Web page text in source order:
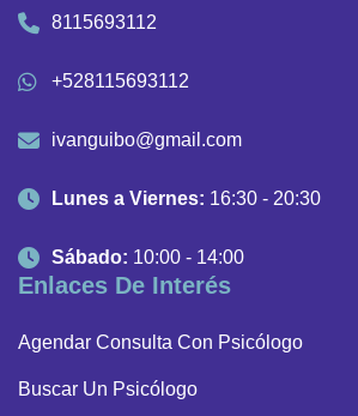
8115693112
+528115693112
ivanguibo@gmail.com
Lunes a Viernes: 16:30 - 20:30
Sábado: 10:00 - 14:00
Enlaces De Interés
Agendar Consulta Con Psicólogo
Buscar Un Psicólogo